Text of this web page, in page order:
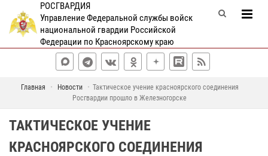
РОСГВАРДИЯ
Управление Федеральной службы войск
национальной гвардии Российской
Федерации по Красноярскому краю
Главная Новости
Тактическое учение красноярского соединения
Росгвардии прошло в Железногорске
ТАКТИЧЕСКОЕ УЧЕНИЕ
КРАСНОЯРСКОГО СОЕДИНЕНИЯ